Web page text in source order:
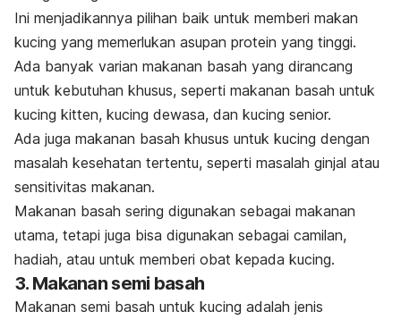
Ini menjadikannya pilihan baik untuk memberi makan
kucing yang memerlukan asupan protein yang tinggi.
Ada banyak varian makanan basah yang dirancang
untuk kebutuhan khusus, seperti makanan basah untuk
kucing kitten, kucing dewasa, dan kucing senior.
Ada juga makanan basah khusus untuk kucing dengan
masalah kesehatan tertentu, seperti masalah ginjal atau
sensitivitas makanan.
Makanan basah sering digunakan sebagai makanan
utama, tetapi juga bisa digunakan sebagai camilan,
hadiah, atau untuk memberi obat kepada kucing.
3. Makanan semi basah
Makanan semi basah untuk kucing adalah jenis